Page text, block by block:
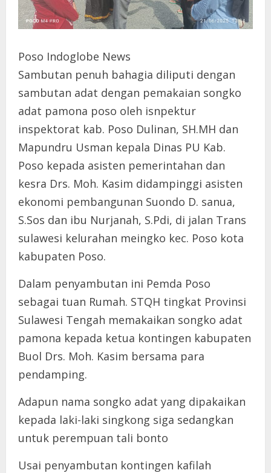
Poso Indoglobe News
Sambutan penuh bahagia diliputi dengan
sambutan adat dengan pemakaian songko
adat pamona poso oleh isnpektur
inspektorat kab. Poso Dulinan, SH.MH dan
Mapundru Usman kepala Dinas PU Kab.
Poso kepada asisten pemerintahan dan
kesra Drs. Moh. Kasim didampinggi asisten
ekonomi pembangunan Suondo D. sanua,
S.Sos dan ibu Nurjanah, S.Pdi, di jalan Trans
sulawesi kelurahan meingko kec. Poso kota
kabupaten Poso.
Dalam penyambutan ini Pemda Poso
sebagai tuan Rumah. STQH tingkat Provinsi
Sulawesi Tengah memakaikan songko adat
pamona kepada ketua kontingen kabupaten
Buol Drs. Moh. Kasim bersama para
pendamping.
Adapun nama songko adat yang dipakaikan
kepada laki-laki singkong siga sedangkan
untuk perempuan tali bonto
Usai penyambutan kontingen kafilah